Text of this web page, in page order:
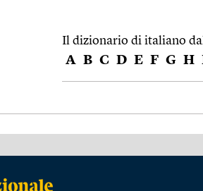
Il dizionario di italiano
A B C D E F G H